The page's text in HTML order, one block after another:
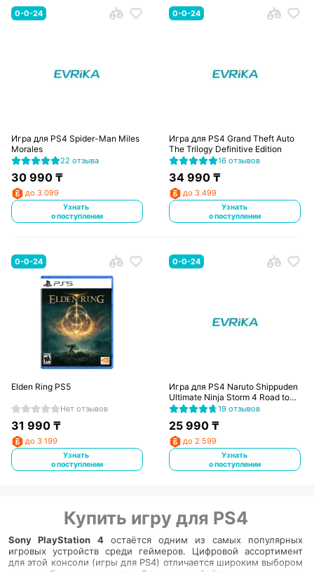
0-0-24
Игра для PS4 Spider-Man Miles
Morales
22 отзыва
30 990₸
до 3 099
Узнать
о поступлении
0-0-24
Игра для PS4 Grand Theft Auto
The Trilogy Definitive Edition
16 отзывов
34 990 ₸
до 3 499
Узнать
о поступлении
0-0-24
Elden Ring PS5
Нет отзывов
31 990₸
до 3 199
Узнать
о поступлении
0-0-24
Игра для PS4 Naruto Shippuden
Ultimate Ninja Storm 4 Road to
Boruto
19 отзывов
25 990 ₸
до 2 599
Узнать
о поступлении
Купить игру для PS4
Sony PlayStation 4остаётся одним из самых популярных
игровых устройств среди геймеров. Цифровой ассортимент
для этой консоли (игры для PS4) отличается широким выбором